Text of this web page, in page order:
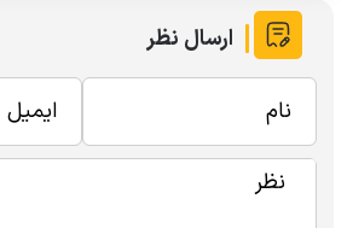
ارسال نظر